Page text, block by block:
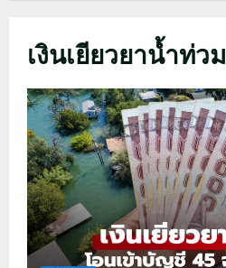
เงินเยียวยาน้ำท่วม